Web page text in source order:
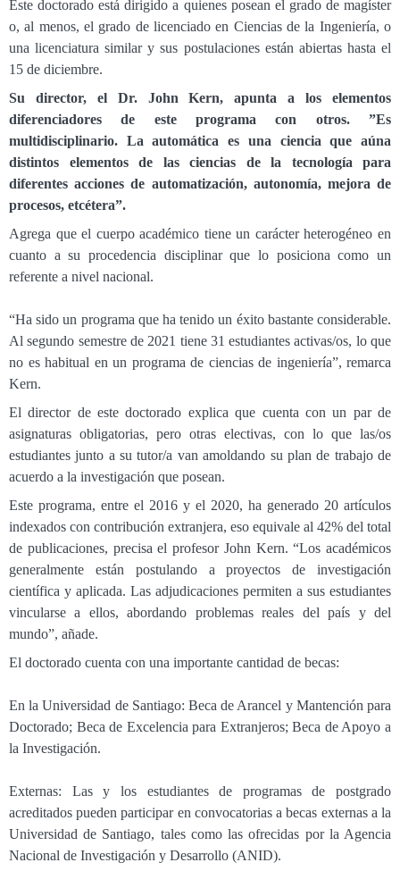
Este doctorado está dirigido a quienes posean el grado de magíster
o, al menos, el grado de licenciado en Ciencias de la Ingeniería, o
una licenciatura similar y sus postulaciones están abiertas hasta el
15 de diciembre.
Su director, el Dr. John Kern, apunta a los elementos
diferenciadores de este programa con otros. ”Es
multidisciplinario. La automática es una ciencia que aúna
distintos elementos de las ciencias de la tecnología para
diferentes acciones de automatización, autonomía, mejora de
procesos, etcétera”.
Agrega que el cuerpo académico tiene un carácter heterogéneo en
cuanto a su procedencia disciplinar que lo posiciona como un
referente a nivel nacional.
“Ha sido un programa que ha tenido un éxito bastante considerable.
Al segundo semestre de 2021 tiene 31 estudiantes activas/os, lo que
no es habitual en un programa de ciencias de ingeniería”, remarca
Kern.
El director de este doctorado explica que cuenta con un par de
asignaturas obligatorias, pero otras electivas, con lo que las/os
estudiantes junto a su tutor/a van amoldando su plan de trabajo de
acuerdo a la investigación que posean.
Este programa, entre el 2016 y el 2020, ha generado 20 artículos
indexados con contribución extranjera, eso equivale al 42% del total
de publicaciones, precisa el profesor John Kern. “Los académicos
generalmente están postulando a proyectos de investigación
científica y aplicada. Las adjudicaciones permiten a sus estudiantes
vincularse a ellos, abordando problemas reales del país y del
mundo”, añade.
El doctorado cuenta con una importante cantidad de becas:
En la Universidad de Santiago: Beca de Arancel y Mantención para
Doctorado; Beca de Excelencia para Extranjeros; Beca de Apoyo a
la Investigación.
Externas: Las y los estudiantes de programas de postgrado
acreditados pueden participar en convocatorias a becas externas a la
Universidad de Santiago, tales como las ofrecidas por la Agencia
Nacional de Investigación y Desarrollo (ANID).